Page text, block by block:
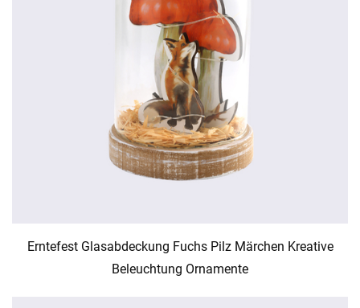
Erntefest Glasabdeckung Fuchs Pilz Märchen Kreative
Beleuchtung Ornamente